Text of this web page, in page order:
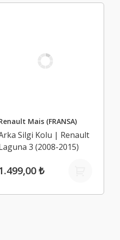
Mais (FRANSA)
Silgi Kolu | Renault
3 (2008-2015)
₺